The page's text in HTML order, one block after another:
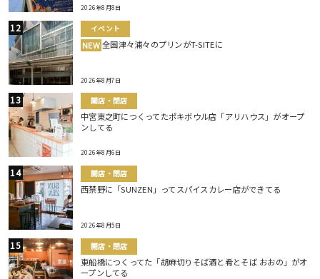
2026年8月8日
イベント
NEW 全国津々浦々のプリンがT-SITEに
2026年8月7日
開店・閉店
中宮東之町につくってたポキボウル店「アリハウス」がオープ
ンしてる
2026年8月6日
開店・閉店
西禁野に「SUNZEN」ってスパイスカレー店ができてる
2026年8月5日
開店・閉店
東船橋につくってた「胡麻切りそば酒と肴とそば おおの」がオ
ープンしてる